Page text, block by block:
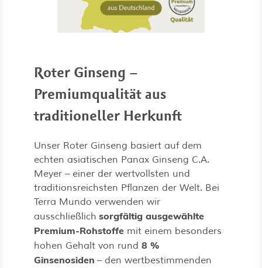
Roter Ginseng –
Premiumqualität aus
traditioneller Herkunft
Unser Roter Ginseng basiert auf dem
echten asiatischen Panax Ginseng C.A.
Meyer – einer der wertvollsten und
traditionsreichsten Pflanzen der Welt. Bei
Terra Mundo verwenden wir
ausschließlich sorgfältig ausgewählte
Premium-Rohstoffe mit einem besonders
hohen Gehalt von rund 8 %
Ginsenosiden – den wertbestimmenden